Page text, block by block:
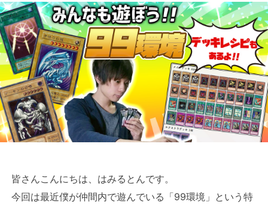
皆さんこんにちは、はみるとんです。
今回は最近僕が仲間内で遊んでいる「99環境」という特